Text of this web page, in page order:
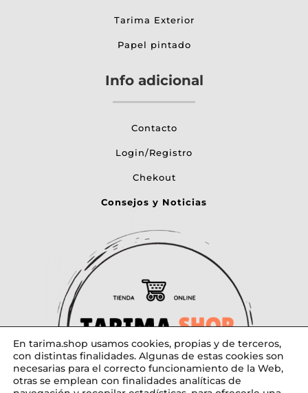
Tarima Exterior
Papel pintado
Info adicional
Contacto
Login/Registro
Chekout
Consejos y Noticias
En tarima.shop usamos cookies, propias y de terceros,
con distintas finalidades. Algunas de estas cookies son
necesarias para el correcto funcionamiento de la Web,
otras se emplean con finalidades analíticas de